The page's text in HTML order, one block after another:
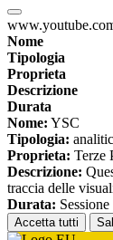
Nome
Tipologia
Proprieta
Descrizione
Durata
Nome: YSC
Tipologia:
Proprieta: Terze
Descrizione:
traccia delle
Durata: Sessione
Accetta tutti